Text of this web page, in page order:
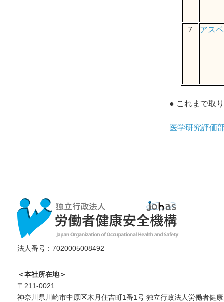
７ アス
● これまで取
医学研究評
法人番号：7020005008492
＜本社所在地＞
〒211-0021
神奈川県川崎市中原区木月住吉町1番1号 独立行政法人労働者健